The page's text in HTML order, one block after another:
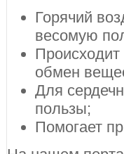
Горячий
весомую
Происходит
обмен
Для
пользы;
Помогает